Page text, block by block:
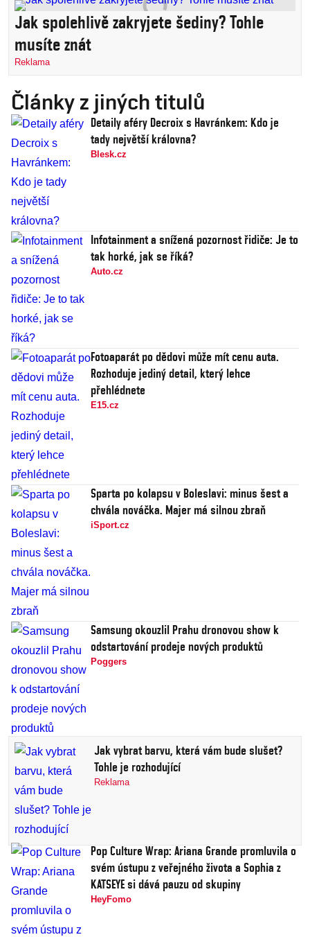
Jak spolehlivě zakryjete šediny? Tohle
musíte znát
Reklama
Články z jiných titulů
Detaily aféry Decroix s Havránkem: Kdo je
tady největší královna?
Blesk.cz
Infotainment a snížená pozornost řidiče: Je to
tak horké, jak se říká?
Auto.cz
Fotoaparát po dědovi může mít cenu auta.
Rozhoduje jediný detail, který lehce
přehlédnete
E15.cz
Sparta po kolapsu v Boleslavi: minus šest a
chvála nováčka. Majer má silnou zbraň
iSport.cz
Samsung okouzlil Prahu dronovou show k
odstartování prodeje nových produktů
Poggers
Jak vybrat barvu, která vám bude slušet?
Tohle je rozhodující
Reklama
Pop Culture Wrap: Ariana Grande promluvila o
svém ústupu z veřejného života a Sophia z
KATSEYE si dává pauzu od skupiny
HeyFomo